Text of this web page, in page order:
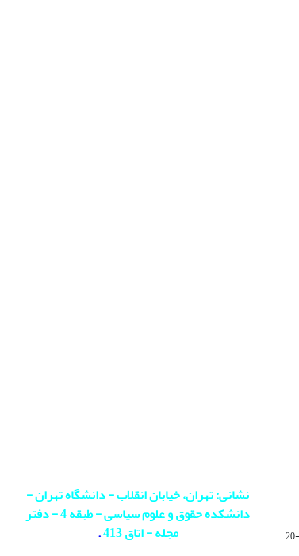
نشانی: تهران، خیابان انقلاب - دانشگاه تهران -
دانشکده حقوق و علوم سیاسی - طبقه 4 - دفتر
مجله - اتاق 413
.